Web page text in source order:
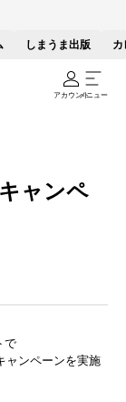
しまうま出版 カ
アカウントメニュー
ャンペ
で
ャンペーンを実施